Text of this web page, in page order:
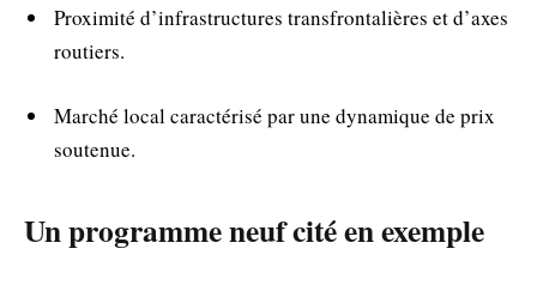
Proximité d’infrastructures transfrontalières et d’axes
routiers.
Marché local caractérisé par une dynamique de prix
soutenue.
Un programme neuf cité en exemple